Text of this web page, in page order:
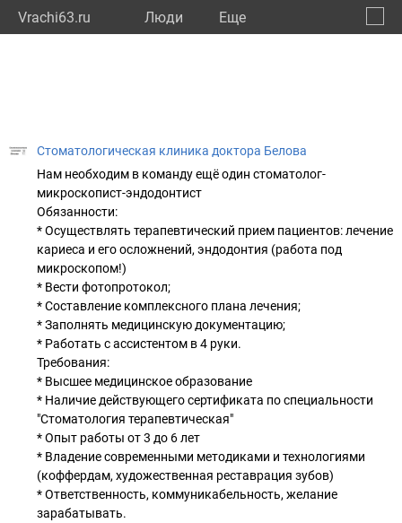
Vrachi63.ru Люди Eще
Стоматологическая клиника доктора Белова
Нам необходим в команду ещё один стоматолог-
микроскопист-эндодонтист
Обязанности:
* Осуществлять терапевтический прием пациентов: лечение
кариеса и его осложнений, эндодонтия (работа под
микроскопом!)
* Вести фотопротокол;
* Составление комплексного плана лечения;
* Заполнять медицинскую документацию;
* Работать с ассистентом в 4 руки.
Требования:
* Высшее медицинское образование
* Наличие действующего сертификата по специальности
"Стоматология терапевтическая"
* Опыт работы от 3 до 6 лет
* Владение современными методиками и технологиями
(коффердам, художественная реставрация зубов)
* Ответственность, коммуникабельность, желание
зарабатывать.